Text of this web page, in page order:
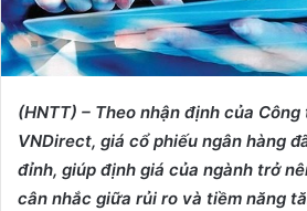
l
(HNTT) – Theo nhận định của
VNDirect, giá cổ phiếu ngân hàng
đỉnh, giúp định giá của ngành trở
cân nhắc giữa rủi ro và tiềm năng